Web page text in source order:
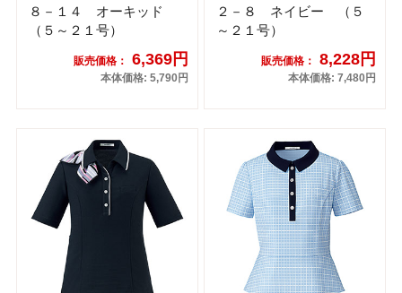
８－１４ オーキッド
（５～２１号）
販売価格： 6,369円
本体価格: 5,790円
２－８ ネイビー （５
～２１号）
販売価格： 8,228円
本体価格: 7,480円